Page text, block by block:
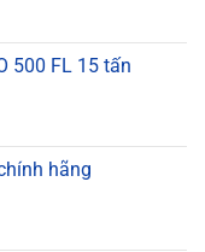
500 FL 15 tấn
hãng